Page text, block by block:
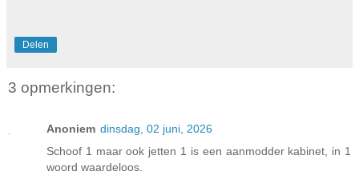
Delen
3 opmerkingen:
Anoniem dinsdag, 02 juni, 2026
Schoof 1 maar ook jetten 1 is een aanmodder kabinet, in 1
woord waardeloos.